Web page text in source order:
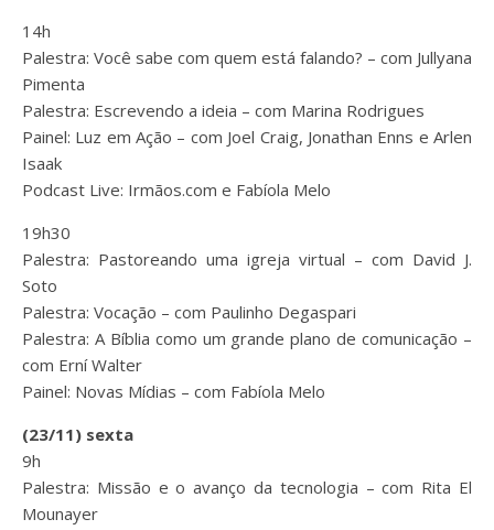
14h
Palestra: Você sabe com quem está falando? – com Jullyana
Pimenta
Palestra: Escrevendo a ideia – com Marina Rodrigues
Painel: Luz em Ação – com Joel Craig, Jonathan Enns e Arlen
Isaak
Podcast Live: Irmãos.com e Fabíola Melo
19h30
Palestra: Pastoreando uma igreja virtual – com David J.
Soto
Palestra: Vocação – com Paulinho Degaspari
Palestra: A Bíblia como um grande plano de comunicação –
com Erní Walter
Painel: Novas Mídias – com Fabíola Melo
(23/11) sexta
9h
Palestra: Missão e o avanço da tecnologia – com Rita El
Mounayer